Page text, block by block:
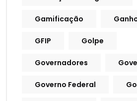
Gamificação
GFIP Golpe
Governadores
Governo Federal